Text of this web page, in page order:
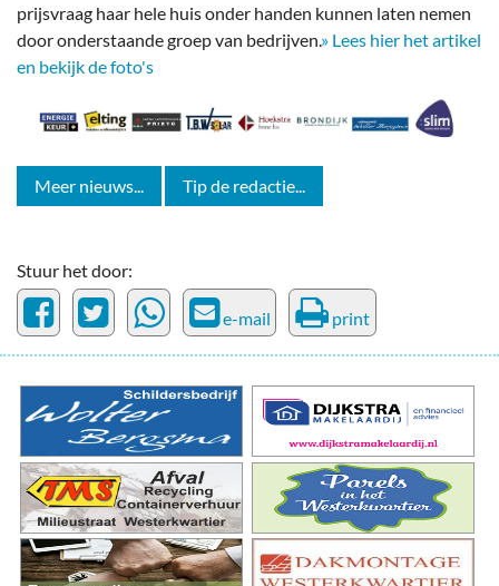
prijsvraag haar hele huis onder handen kunnen laten nemen
door onderstaande groep van bedrijven.» Lees hier het artikel
en bekijk de foto's
Meer nieuws... Tip de redactie...
Stuur het door:
e-mail print